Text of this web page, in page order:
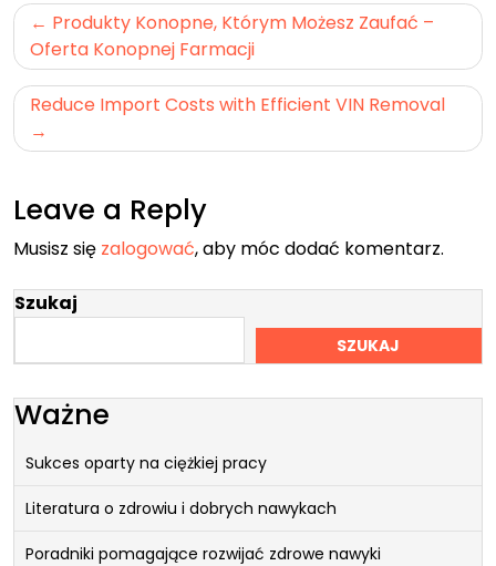
Nawigacja
wpisu
Produkty Konopne, Którym Możesz Zaufać –
Oferta Konopnej Farmacji
Reduce Import Costs with Efficient VIN Removal
Leave a Reply
Musisz się zalogować, aby móc dodać komentarz.
Szukaj
SZUKAJ
Ważne
Sukces oparty na ciężkiej pracy
Literatura o zdrowiu i dobrych nawykach
Poradniki pomagające rozwijać zdrowe nawyki